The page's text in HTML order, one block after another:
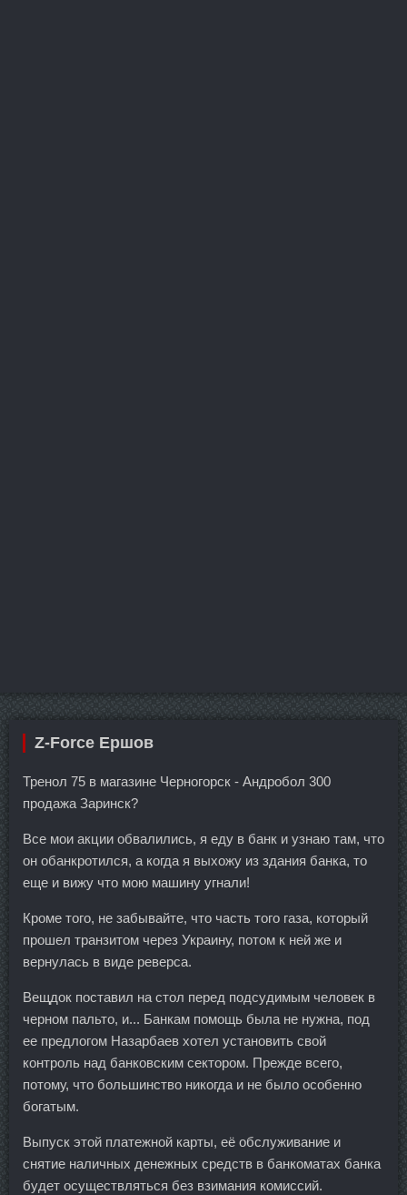
Z-Force Ершов
Тренол 75 в магазине Черногорск - Андробол 300
продажа Заринск?
Все мои акции обвалились, я еду в банк и узнаю там, что
он обанкротился, а когда я выхожу из здания банка, то
еще и вижу что мою машину угнали!
Кроме того, не забывайте, что часть того газа, который
прошел транзитом через Украину, потом к ней же и
вернулась в виде реверса.
Вещдок поставил на стол перед подсудимым человек в
черном пальто, и... Банкам помощь была не нужна, под
ее предлогом Назарбаев хотел установить свой
контроль над банковским сектором. Прежде всего,
потому, что большинство никогда и не было особенно
богатым.
Выпуск этой платежной карты, её обслуживание и
снятие наличных денежных средств в банкоматах банка
будет осуществляться без взимания комиссий.